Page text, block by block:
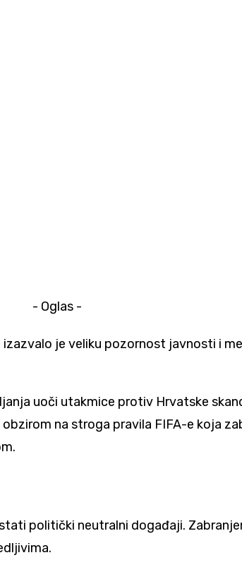
- Oglas -
je veliku pozornost javnosti i
uoči utakmice protiv Hrvatske
na stroga pravila FIFA-e koja
politički neutralni događaji.